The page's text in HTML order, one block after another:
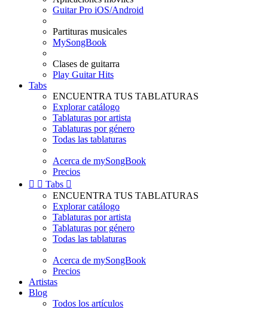
Guitar Pro iOS/Android
Partituras musicales
MySongBook
Clases de guitarra
Play Guitar Hits
Tabs
ENCUENTRA TUS TABLATURAS
Explorar catálogo
Tablaturas por artista
Tablaturas por género
Todas las tablaturas
Acerca de mySongBook
Precios
  Tabs 
ENCUENTRA TUS TABLATURAS
Explorar catálogo
Tablaturas por artista
Tablaturas por género
Todas las tablaturas
Acerca de mySongBook
Precios
Artistas
Blog
Todos los artículos